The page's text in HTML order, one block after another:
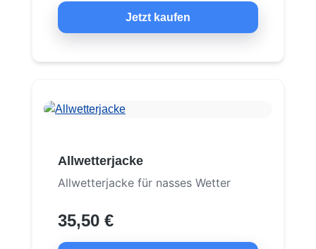
Jetzt kaufen
Allwetterjacke
Allwetterjacke für nasses Wetter
35,50 €